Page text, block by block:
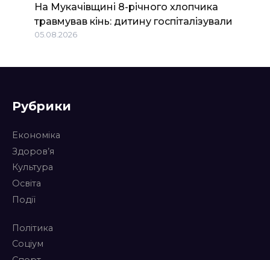
На Мукачівщині 8-річного хлопчика
травмував кінь: дитину госпіталізували
05.08.2026
Рубрики
Економіка
Здоров’я
Культура
Освіта
Події
Політика
Соціум